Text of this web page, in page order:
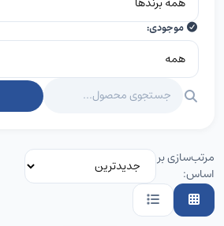
موجودی:
مرتب‌سازی بر
اساس: